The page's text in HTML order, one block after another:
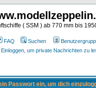
( SSM ) ab 770 mm bis
FAQ Suchen
Einloggen, um private Nachrichten zu
Passwort ein, um dich